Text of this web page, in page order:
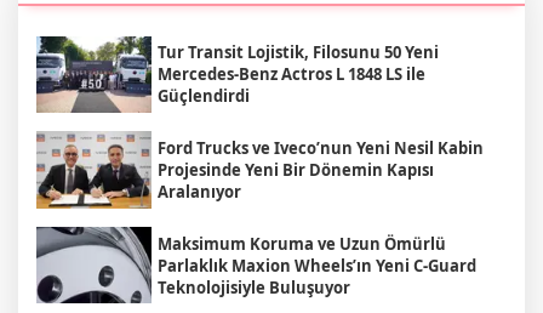
Tur Transit Lojistik, Filosunu 50 Yeni
Mercedes-Benz Actros L 1848 LS ile
Güçlendirdi
Ford Trucks ve Iveco’nun Yeni Nesil Kabin
Projesinde Yeni Bir Dönemin Kapısı
Aralanıyor
Maksimum Koruma ve Uzun Ömürlü
Parlaklık Maxion Wheels’ın Yeni C-Guard
Teknolojisiyle Buluşuyor